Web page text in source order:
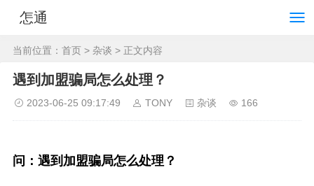
怎通
当前位置： 首页 > 杂谈 > 正文内容
遇到加盟骗局怎么处理？
2023-06-25 09:17:49 TONY 杂谈 166
问：遇到加盟骗局怎么处理？